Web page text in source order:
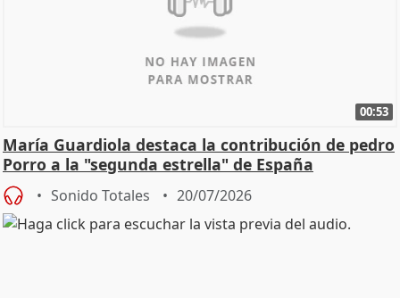
00:53
María Guardiola destaca la contribución de pedro
Porro a la "segunda estrella" de España
Sonido Totales 20/07/2026